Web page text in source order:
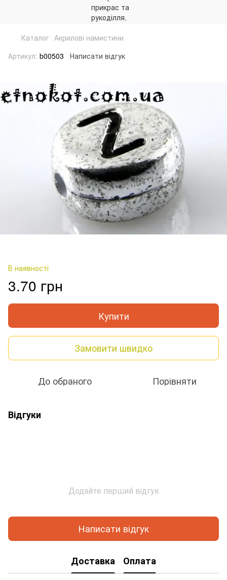
Каталог Акрилові намистини
Артикул: b00503 Написати відгук
В наявності
3.70 грн
Купити
Замовити швидко
До обраного Порівняти
Відгуки
Додайте перший відгук
Написати відгук
Доставка Оплата